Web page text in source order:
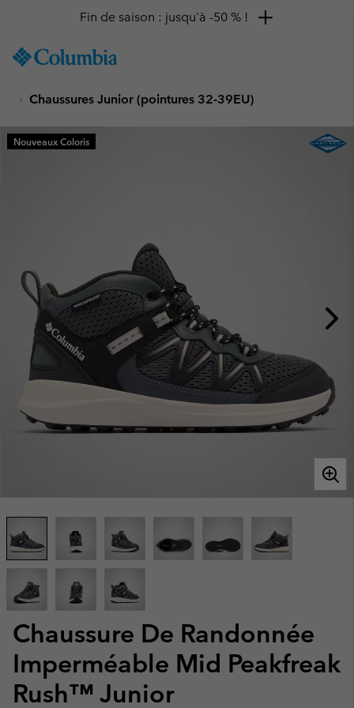
TO
SKIP
MAIN
NAV
Fin de saison : jusqu'à -50 % !
Chaussures Junior (pointures 32-39EU)
Chaussure De Randonnée
Imperméable Mid Peakfreak
Rush™ Junior
Nouveaux Coloris